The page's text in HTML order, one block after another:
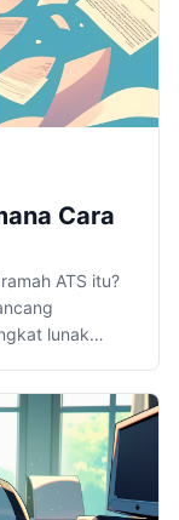
Cara
ATS itu?
lunak